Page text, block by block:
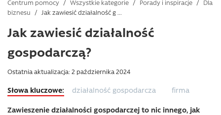
Centrum pomocy / Wszystkie kategorie / Porady i inspiracje / Dla
biznesu / Jak zawiesić działalność g ...
Jak zawiesić działalność
gospodarczą?
Ostatnia aktualizacja: 2 października 2024
działalność gospodarcza
firma
Zawieszenie działalności gospodarczej to nic innego, jak